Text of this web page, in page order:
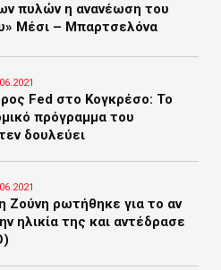
πυλών η ανανέωση του
Μέσι – Μπαρτσελόνα
Fed στο Κογκρέσο: Το
πρόγραμμα του
δουλεύει
Ζούνη ρωτήθηκε για το αν
ηλικία της και αντέδρασε